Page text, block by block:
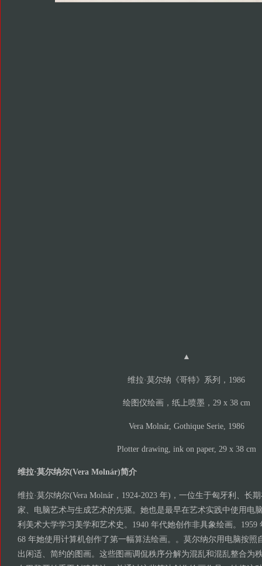
▲
维拉·莫尔纳《哥特》系列，1986
绘图仪绘画，纸上喷墨，29 x 38 cm
Vera Molnár, Gothique Serie, 1986
Plotter drawing, ink on paper, 29 x 38 cm
维拉·莫尔纳尔(Vera Molnár)简介
维拉·莫尔纳尔(Vera Molnár，1924-2023 年)，一位生于匈牙利、长
家、电脑艺术与生成艺术的先驱。她也是最早在艺术实践中使用电
利美术大学学习美学和艺术史。1940 年代她创作非具象绘画。1959
68 年她使用计算机创作了第一幅算法绘画。。莫尔纳尔用电脑按照
出闲适、简约的图画。这些图画调侃秩序分解为混乱和混乱整合为